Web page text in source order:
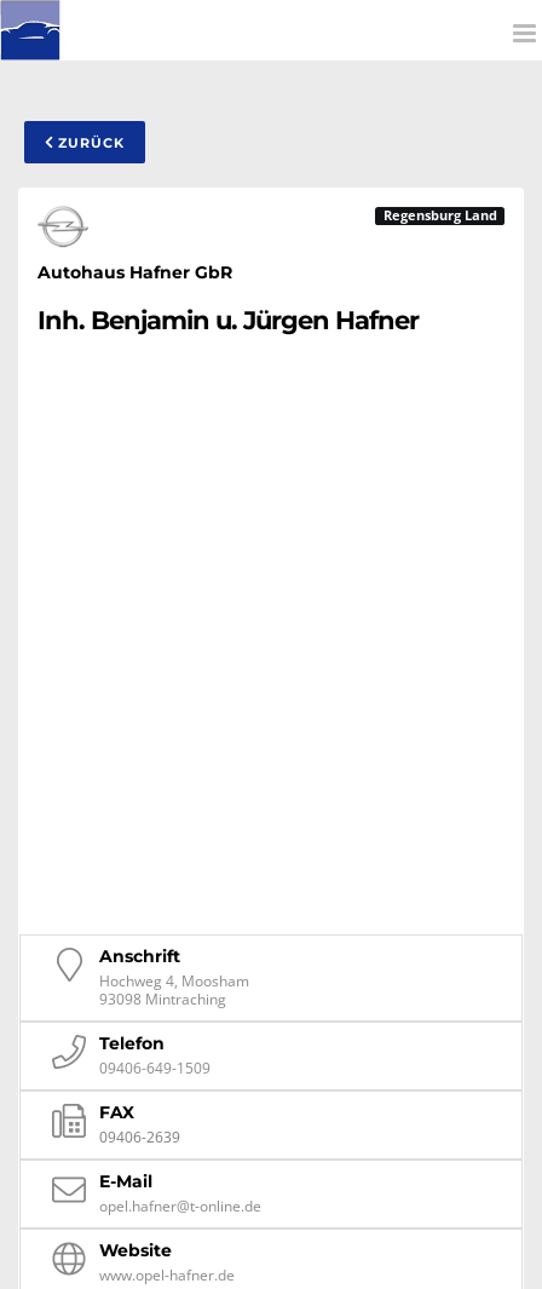
ZURÜCK
Regensburg Land
Autohaus Hafner GbR
Inh. Benjamin u. Jürgen Hafner
Anschrift
Hochweg 4, Moosham
93098 Mintraching
Telefon
09406-649-1509
FAX
09406-2639
E-Mail
opel.hafner@t-online.de
Website
www.opel-hafner.de